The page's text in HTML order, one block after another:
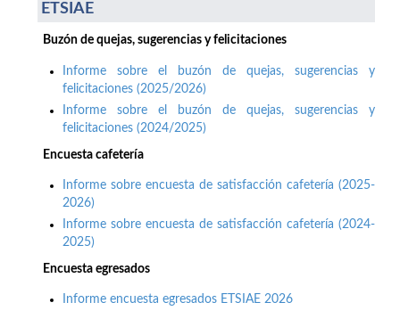
ETSIAE
Buzón de quejas, sugerencias y felicitaciones
Informe sobre el buzón de quejas, sugerencias y
felicitaciones (2025/2026)
Informe sobre el buzón de quejas, sugerencias y
felicitaciones (2024/2025)
Encuesta cafetería
Informe sobre encuesta de satisfacción cafetería (2025-
2026)
Informe sobre encuesta de satisfacción cafetería (2024-
2025)
Encuesta egresados
Informe encuesta egresados ETSIAE 2026